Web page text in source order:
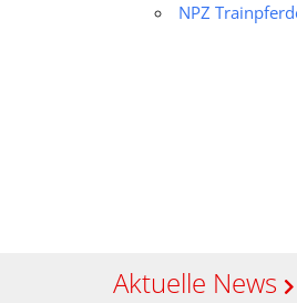
NPZ
Aktuelle News